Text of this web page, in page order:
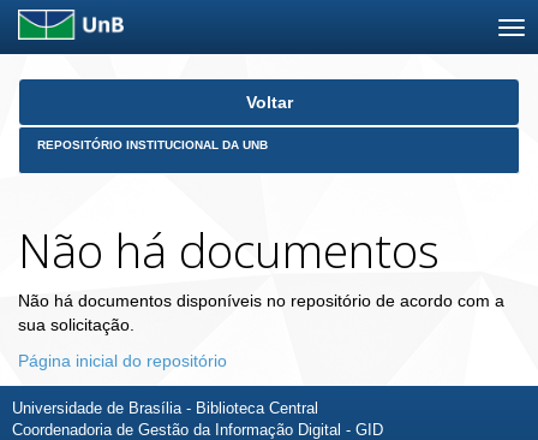
Skip
Voltar
REPOSITÓRIO INSTITUCIONAL DA UNB
Não há documentos
Não há documentos disponíveis no repositório de acordo com a
sua solicitação.
Página inicial do repositório
Universidade de Brasília - Biblioteca Central
Coordenadoria de Gestão da Informação Digital - GID